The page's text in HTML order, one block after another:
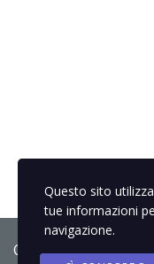
Copyright © 2020-
Questo sito
tue informazioni
navigazione.